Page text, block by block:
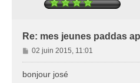
Re: mes jeunes paddas
M
e
s
02 juin 2015, 11:01
bonjour josé